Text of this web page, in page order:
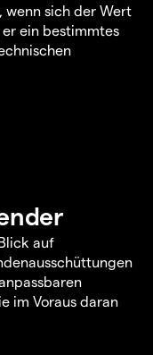
sich der Wert
ein bestimmtes
auf
im Voraus daran